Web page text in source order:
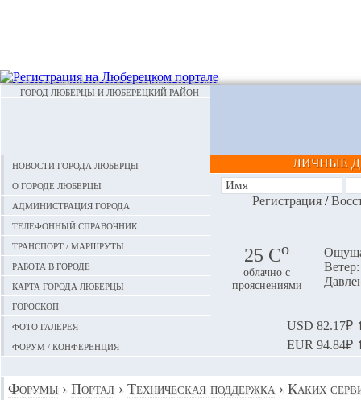
ГОРОД ЛЮБЕРЦЫ И ЛЮБЕРЕЦКИЙ РАЙОН
Новости города Люберцы
О городе Люберцы
Администрация города
Телефонный справочник
Транспорт / маршруты
Работа в городе
Карта города Люберцы
Гороскоп
Фото галерея
Форум / конференция
ЛИЧНЫЕ
Регистрация/
25 Сo
облачно с
прояснениями
USD 82.17₽
EUR 94.84₽
Форумы › Портал › Техническая поддержка› Каких